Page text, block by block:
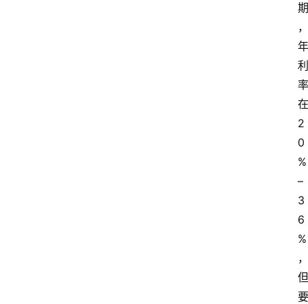
期
，
年
利
率
在
2
0
%
–
3
6
%
，
但
要